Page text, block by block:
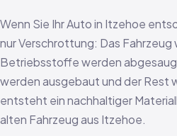
Wenn Sie Ihr Auto in Itzehoe
nur Verschrottung: Das
Betriebsstoffe werden
werden ausgebaut und der Rest
entsteht ein nachhaltiger
alten Fahrzeug aus Itzehoe.